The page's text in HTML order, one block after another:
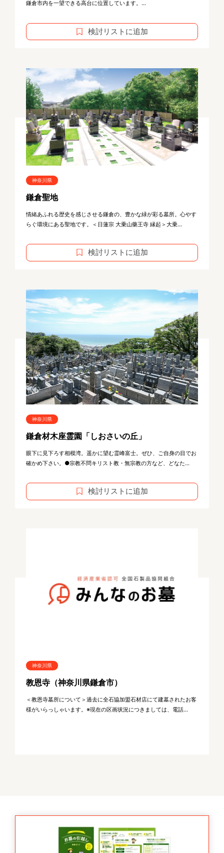
鎌倉市内を一望できる高台に位置しています。...
検討リストに追加
神奈川県
鎌倉聖地
情緒あふれる歴史を感じさせる鎌倉の、豊かな緑が彩る墓所。心やす
らぐ環境にある聖地です。＜日蓮宗 大乗山藥王寺 縁起＞大乗...
検討リストに追加
神奈川県
鎌倉材木座霊園「しおさいの丘」
眼下に見下ろす相模湾。遥かに望む霊峰富士。ぜひ、ご自身の目でお
確かめ下さい。●宗教不問キリスト教・無宗教の方など、どなた...
検討リストに追加
神奈川県
教恩寺（神奈川県鎌倉市）
＜教恩寺墓所について＞過去に全石協加盟石材店にて建墓されたお客
様がいらっしゃいます。※現在の区画状況につきましては、電話...